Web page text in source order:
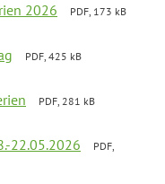
2026
PDF, 173 kB
PDF, 425 kB
PDF, 281 kB
22.05.2026
PDF,